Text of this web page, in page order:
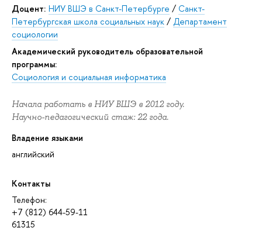
Доцент: НИУ ВШЭ в Санкт-Петербурге / Санкт-
Петербургская школа социальных наук / Департамент
социологии
Академический руководитель образовательной
программы:
Социология и социальная информатика
Начала работать в НИУ ВШЭ в 2012 году.
Научно-педагогический стаж: 22 года.
Владение языками
английский
Контакты
Телефон:
+7 (812) 644-59-11
61315